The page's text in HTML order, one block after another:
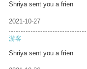
Shriya sent you a frien
2021-10-27
游客
Shriya sent you a frien